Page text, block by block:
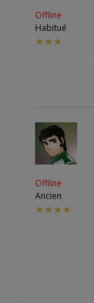
Offline
Habitué
★★★
Offline
Ancien
★★★★